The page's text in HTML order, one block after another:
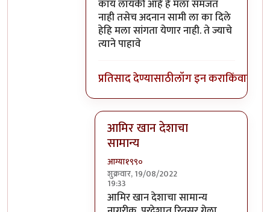
काय लायकी आहे हे मला समजत
नाही तसेच अदनान सामी ला का दिले
हेहि मला सांगता येणार नाही. ते ज्याचे
त्याने पाहावे
प्रतिसाद देण्यासाठीलॉग इन कराकिंवा
आमिर खान देशाचा
सामान्य
आग्या१९९०
शुक्रवार, 19/08/2022
19:33
In reply to@ आग्या१९९०
आमिर खान देशाचा सामान्य